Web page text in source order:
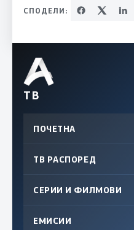
СПОДЕЛИ:
ТВ
ПОЧЕТНА
ТВ РАСПОРЕД
СЕРИИ И ФИЛМОВИ
ЕМИСИИ